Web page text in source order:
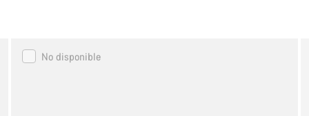
No disponible
Canyon